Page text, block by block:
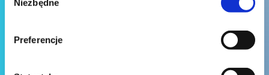
zgody
Niezbędne
Preferencje
Wyślij wiadomość